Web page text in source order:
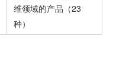
维领域的产品（23
种）